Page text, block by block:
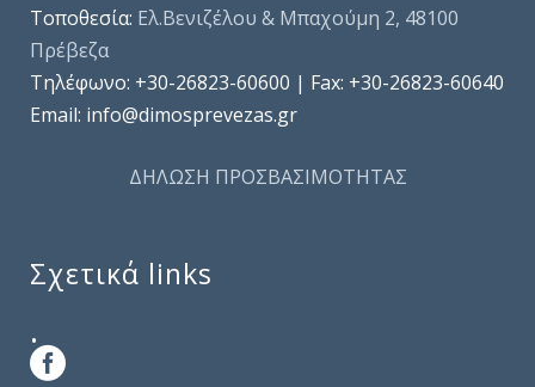
Τοποθεσία: Ελ.Βενιζέλου & Μπαχούμη 2, 48100
Πρέβεζα
Τηλέφωνo: +30-26823-60600 | Fax: +30-26823-60640
Email: info@dimosprevezas.gr
ΔΗΛΩΣΗ ΠΡΟΣΒΑΣΙΜΟΤΗΤΑΣ
Σχετικά links
.